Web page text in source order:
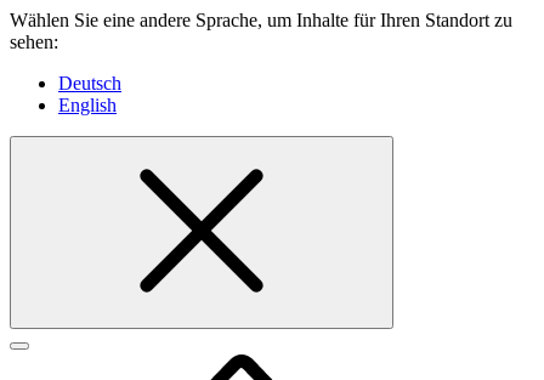
Wählen Sie eine andere Sprache, um Inhalte für Ihren Standort zu
sehen:
Deutsch
English